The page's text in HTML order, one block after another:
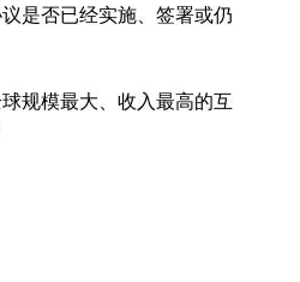
是否已经实施、签署或仍
规模最大、收入最高的互